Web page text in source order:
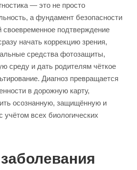
— это не просто
а фундамент безопасности
своевременное подтверждение
начать коррекцию зрения,
средства фотозащиты,
среду и дать родителям чёткое
Диагноз превращается
в дорожную карту,
осознанную, защищённую и
учётом всех биологических